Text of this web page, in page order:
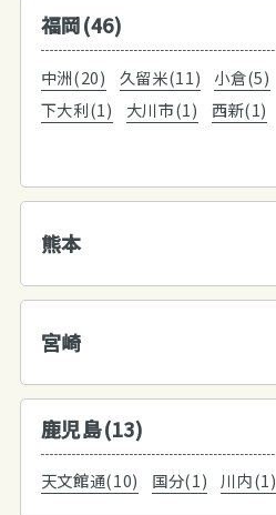
福岡(46)
中洲(20) 久留米(11) 小倉(5)
下大利(1)
大川市(1)
西新(1)
熊本
宮崎
鹿児島(13)
天文館通(10) 国分(1) 川内(1)